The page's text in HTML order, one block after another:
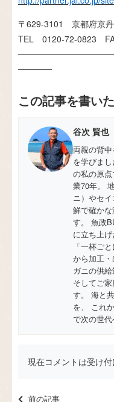
〒629-3101 京都府京
TEL 0120-72-0823
━━━━
この記事を書い
谷次 賢
両親の背
を学びま
の私の原
業70年。
ニ）やセ
鮮で確か
す。 魚政
に立ち上げ
「一杯ご
から加工
ガニの供給
そしてご
す。 海と
を、 これ
で次の世代
現在コメントは受け
前の記事